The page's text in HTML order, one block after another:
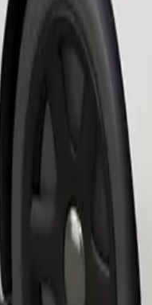
dans une cage de